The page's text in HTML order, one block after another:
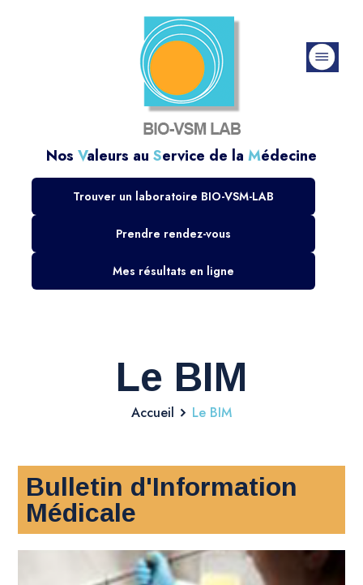
Nos Valeurs au Service de la Médecine
Trouver un laboratoire BIO-VSM-LAB
Prendre rendez-vous
Mes résultats en ligne
Le BIM
Accueil Le BIM
Bulletin d'Information
Médicale